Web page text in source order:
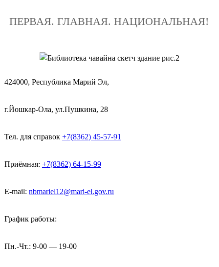
ПЕРВАЯ. ГЛАВНАЯ. НАЦИОНАЛЬНАЯ!
424000, Республика Марий Эл,
г.Йошкар-Ола, ул.Пушкина, 28
Тел. для справок +7(8362) 45-57-91
Приёмная: +7(8362) 64-15-99
E-mail: nbmariel12@mari-el.gov.ru
График работы:
Пн.-Чт.: 9-00 — 19-00